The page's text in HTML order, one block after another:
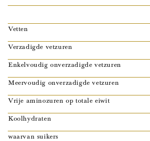
Vetten
Verzadigde vetzuren
Enkelvoudig onverzadigde vetzuren
Meervoudig onverzadigde vetzuren
Vrije aminozuren op totale eiwit
Koolhydraten
waarvan suikers